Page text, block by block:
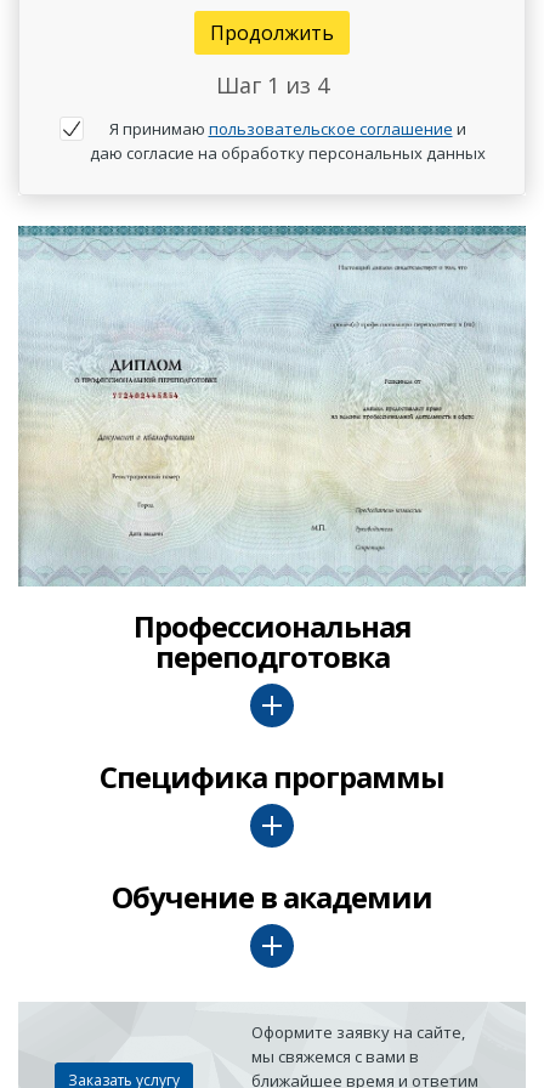
Продолжить
Шаг 1 из 4
Я принимаю пользовательское соглашение и
даю согласие на обработку персональных данных
Профессиональная
переподготовка
Специфика программы
Обучение в академии
Заказать услугу
Оформите заявку на сайте,
мы свяжемся с вами в
ближайшее время и ответим